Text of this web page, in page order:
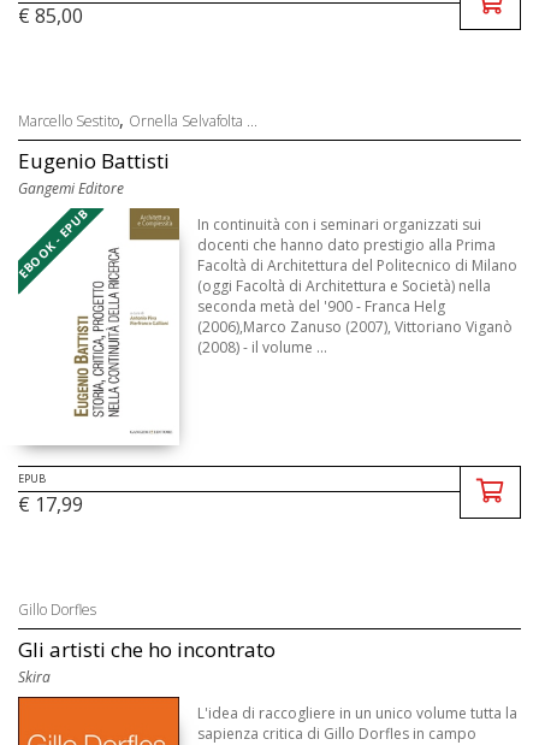
€ 85,00
Marcello Sestito, Ornella Selvafolta ...
Eugenio Battisti
Gangemi Editore
EBOOK - EPUB
In continuità con i seminari organizzati sui
docenti che hanno dato prestigio alla Prima
Facoltà di Architettura del Politecnico di Milano
(oggi Facoltà di Architettura e Società) nella
seconda metà del '900 - Franca Helg
(2006),Marco Zanuso (2007), Vittoriano Viganò
(2008) - il volume ...
EPUB
€ 17,99
Gillo Dorfles
Gli artisti che ho incontrato
Skira
L'idea di raccogliere in un unico volume tutta la
sapienza critica di Gillo Dorfles in campo